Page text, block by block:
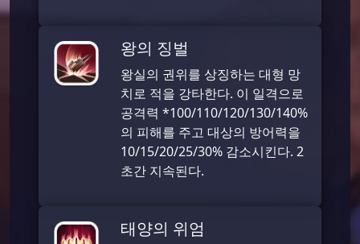
왕의 징벌
왕실의 권위를 상징하는 대형 망
치로 적을 강타한다. 이 일격으로
공격력 *100/110/120/130/140%
의 피해를 주고 대상의 방어력을
10/15/20/25/30% 감소시킨다. 2
초간 지속된다.
태양의 위엄